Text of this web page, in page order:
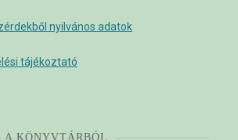
nyilvános adatok
tájékoztató
A KÖNYVTÁRBÓL